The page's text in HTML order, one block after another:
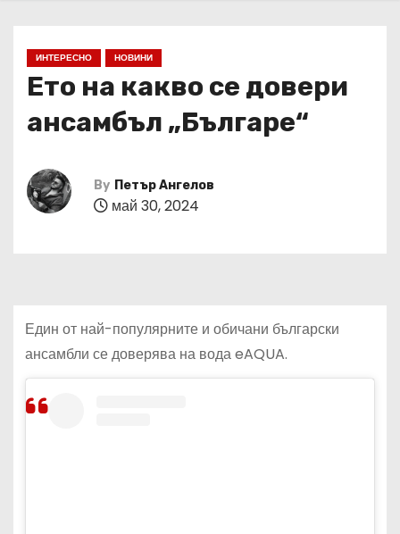
ИНТЕРЕСНО НОВИНИ
Ето на какво се довери
ансамбъл „Българе“
By Петър Ангелов
май 30, 2024
Един от най-популярните и обичани български
ансамбли се доверява на вода eAQUA.